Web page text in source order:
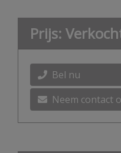
Prijs:
Bel nu
Neem contact